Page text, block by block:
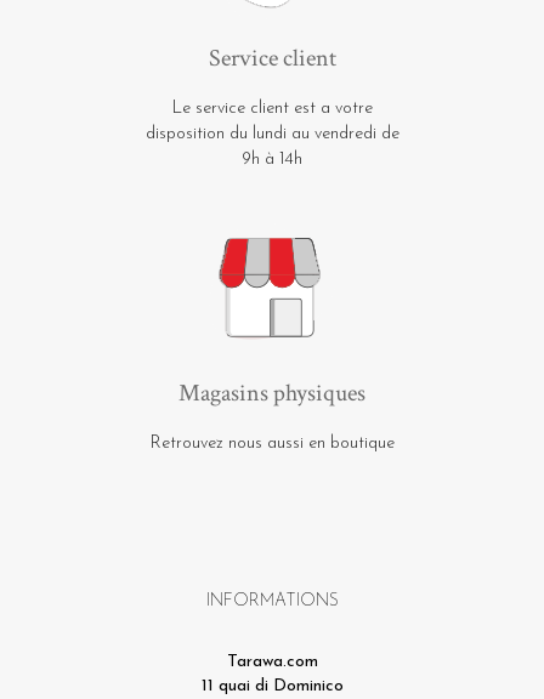
Service client
Le service client est a votre
disposition du lundi au vendredi de
9h à 14h
Magasins physiques
Retrouvez nous aussi en boutique
INFORMATIONS
Tarawa.com
11 quai di Dominico